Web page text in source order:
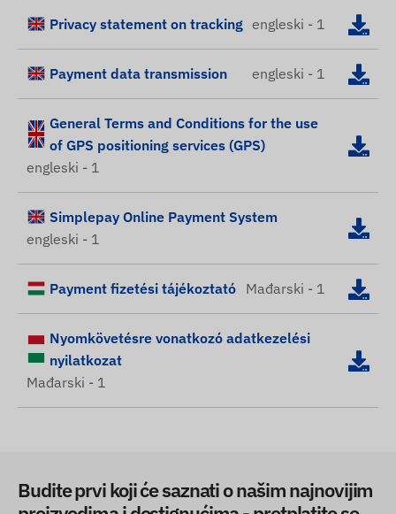
Privacy statement on tracking engleski - 1
Payment data transmission engleski - 1
General Terms and Conditions for the use
of GPS positioning services (GPS)
engleski - 1
Simplepay Online Payment System
engleski - 1
Payment fizetési tájékoztató Mađarski - 1
Nyomkövetésre vonatkozó adatkezelési
nyilatkozat
Mađarski - 1
Budite prvi koji će saznati o našim najnovijim